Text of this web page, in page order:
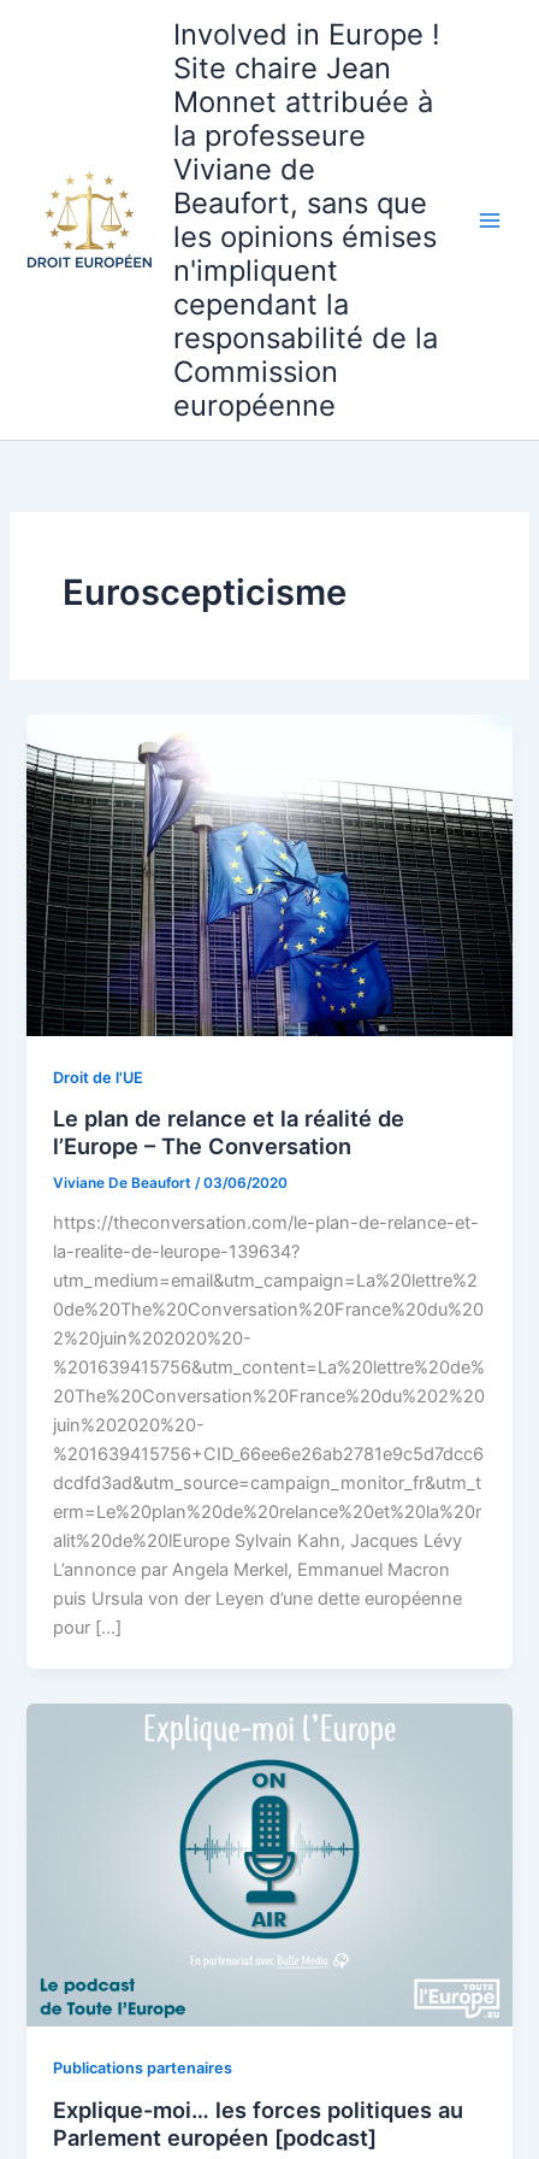
Involved in Europe !
Site chaire Jean
Monnet attribuée à
la professeure
Viviane de
Beaufort, sans que
les opinions émises
n'impliquent
cependant la
responsabilité de la
Commission
européenne
Euroscepticisme
Droit de l'UE
Le plan de relance et la réalité de
l’Europe – The Conversation
Viviane De Beaufort/03/06/2020
https://theconversation.com/le-plan-de-relance-et-
la-realite-de-leurope-139634?
utm_medium=email&utm_campaign=La%20lettre%2
0de%20The%20Conversation%20France%20du%20
2%20juin%202020%20-
%201639415756&utm_content=La%20lettre%20de%
20The%20Conversation%20France%20du%202%20
juin%202020%20-
%201639415756+CID_66ee6e26ab2781e9c5d7dcc6
dcdfd3ad&utm_source=campaign_monitor_fr&utm_t
erm=Le%20plan%20de%20relance%20et%20la%20r
alit%20de%20lEurope Sylvain Kahn, Jacques Lévy
L’annonce par Angela Merkel, Emmanuel Macron
puis Ursula von der Leyen d’une dette européenne
pour […]
Publications partenaires
Explique-moi… les forces politiques au
Parlement européen [podcast]